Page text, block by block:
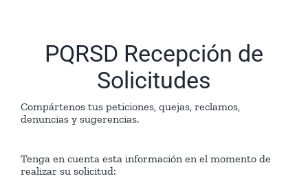
PQRSD Recepción de
Solicitudes
Compártenos tus peticiones, quejas, reclamos,
denuncias y sugerencias.
Tenga en cuenta esta información en el momento de
realizar su solicitud: